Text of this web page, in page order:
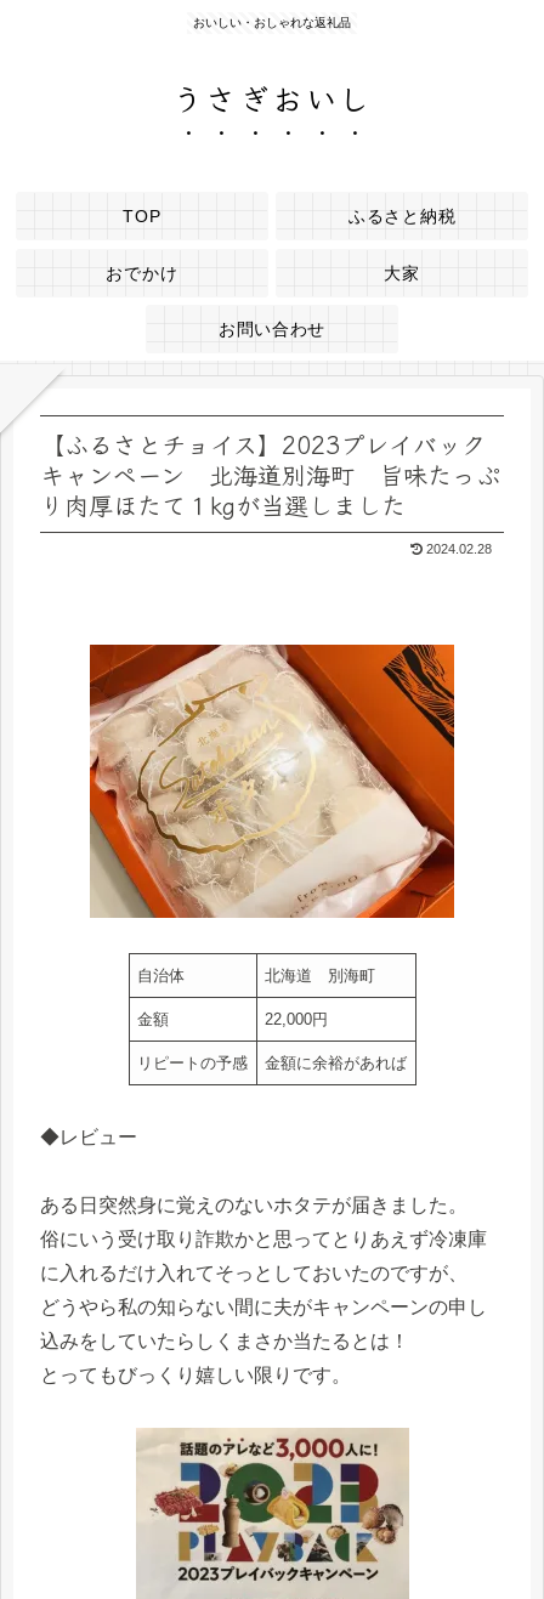
おいしい・おしゃれな返礼品
うさぎおいし
TOP ふるさと納税
おでかけ 大家
お問い合わせ
【ふるさとチョイス】2023プレイバック
キャンペーン 北海道別海町 旨味たっぷ
り肉厚ほたて１kgが当選しました
2024.02.28
自治体 北海道 別海町
金額 22,000円
リピートの予感 金額に余裕があれば
◆レビュー
ある日突然身に覚えのないホタテが届きました。
俗にいう受け取り詐欺かと思ってとりあえず冷凍庫
に入れるだけ入れてそっとしておいたのですが、
どうやら私の知らない間に夫がキャンペーンの申し
込みをしていたらしくまさか当たるとは！
とってもびっくり嬉しい限りです。